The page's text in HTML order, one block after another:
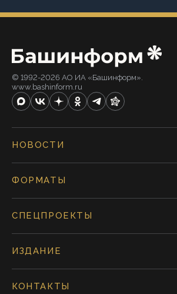
© 1992-2026 АО ИА «Башинформ».
www.bashinform.ru
НОВОСТИ
ФОРМАТЫ
СПЕЦПРОЕКТЫ
ИЗДАНИЕ
КОНТАКТЫ